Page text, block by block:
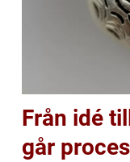
Från idé
går